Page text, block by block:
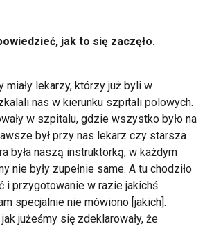
jak to się zaczęło.
miały lekarzy, którzy już byli w
nas w kierunku szpitali polowych.
w szpitalu, gdzie wszystko było na
był przy nas lekarz czy starsza
była naszą instruktorką; w każdym
nie były zupełnie same. A tu chodziło
i przygotowanie w razie jakichś
specjalnie nie mówiono [jakich].
jużeśmy się zdeklarowały, że